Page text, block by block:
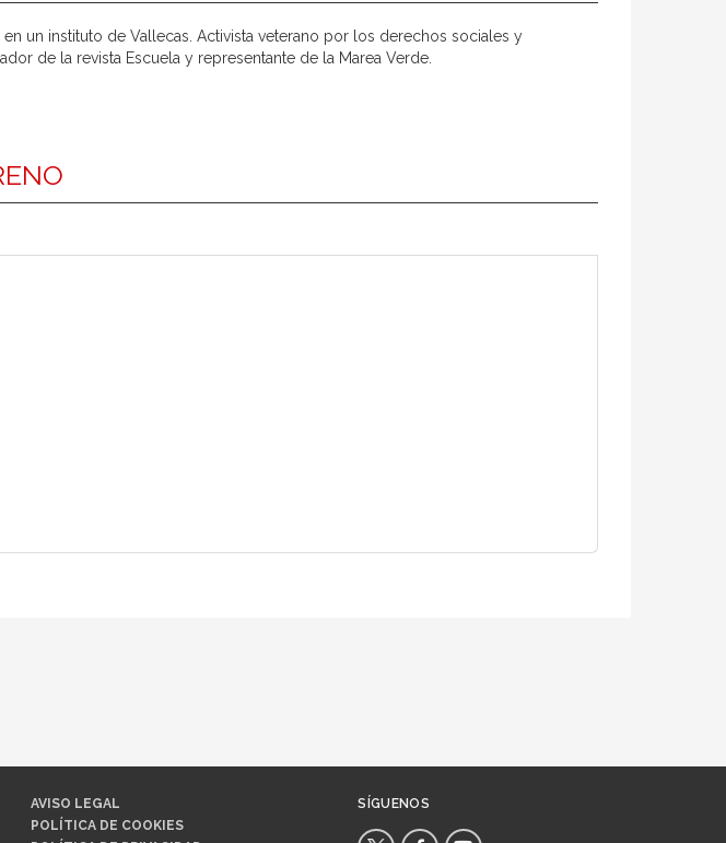
un instituto de Vallecas. Activista veterano por los derechos sociales y
de la revista Escuela y representante de la Marea Verde.
AVISO LEGAL
POLÍTICA DE COOKIES
SÍGUENOS